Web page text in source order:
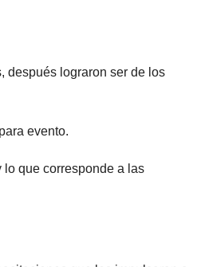
después lograron ser de los
evento.
lo que corresponde a las